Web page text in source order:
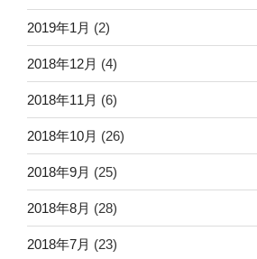
2019年1月 (2)
2018年12月 (4)
2018年11月 (6)
2018年10月 (26)
2018年9月 (25)
2018年8月 (28)
2018年7月 (23)